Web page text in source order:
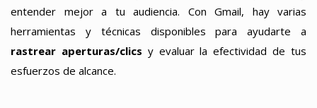
entender mejor a tu audiencia. Con Gmail, hay varias
herramientas y técnicas disponibles para ayudarte a
rastrear aperturas/clics y evaluar la efectividad de tus
esfuerzos de alcance.